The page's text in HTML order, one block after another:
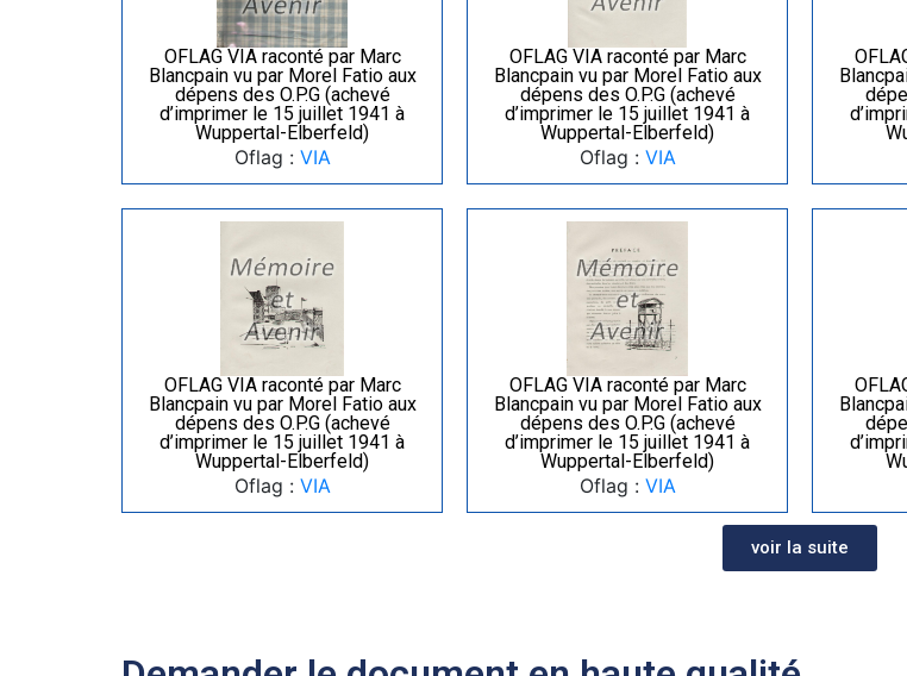
OFLAG VIA raconté par Marc
Blancpain vu par Morel Fatio aux
dépens des O.P.G (achevé
d’imprimer le 15 juillet 1941 à
Wuppertal-Elberfeld)
Oflag : VIA
OFLAG VIA raconté par Marc
Blancpain vu par Morel Fatio aux
dépens des O.P.G (achevé
d’imprimer le 15 juillet 1941 à
Wuppertal-Elberfeld)
Oflag : VIA
OFLAG VIA raconté par Marc
Blancpain vu par Morel Fatio aux
dépens des O.P.G (achevé
d’imprimer le 15 juillet 1941 à
Wuppertal-Elberfeld)
Oflag : VIA
OFLAG VIA raconté par Marc
Blancpain vu par Morel Fatio aux
dépens des O.P.G (achevé
d’imprimer le 15 juillet 1941 à
Wuppertal-Elberfeld)
Oflag : VIA
voir la suite